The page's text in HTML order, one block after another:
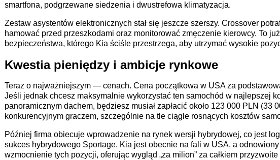
smartfona, podgrzewane siedzenia i dwustrefowa klimatyzacja.
Zestaw asystentów elektronicznych stał się jeszcze szerszy. Crossover
hamować przed przeszkodami oraz monitorować zmęczenie kierowcy. To
bezpieczeństwa, którego Kia ściśle przestrzega, aby utrzymać wysokie
Kwestia pieniędzy i ambicje rynkowe
Teraz o najważniejszym — cenach. Cena początkowa w USA za
Jeśli jednak chcesz maksymalnie wykorzystać ten samochód w najlepszej
panoramicznym dachem, będziesz musiał zapłacić około 123 000 PLN (33
konkurencyjnym graczem, szczególnie na tle ciągle rosnących kosztów
Później firma obiecuje wprowadzenie na rynek wersji hybrydowej, co jest
sukces hybrydowego Sportage. Kia jest obecnie na fali w USA, a
wzmocnienie tych pozycji, oferując wygląd „za milion” za całkiem